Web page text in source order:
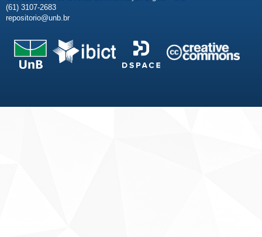
(61) 3107-2683
repositorio@unb.br